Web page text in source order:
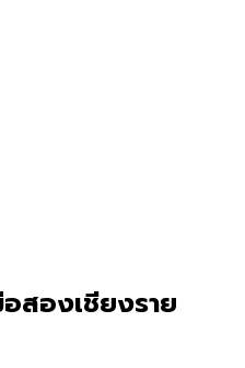
สองเชียงราย